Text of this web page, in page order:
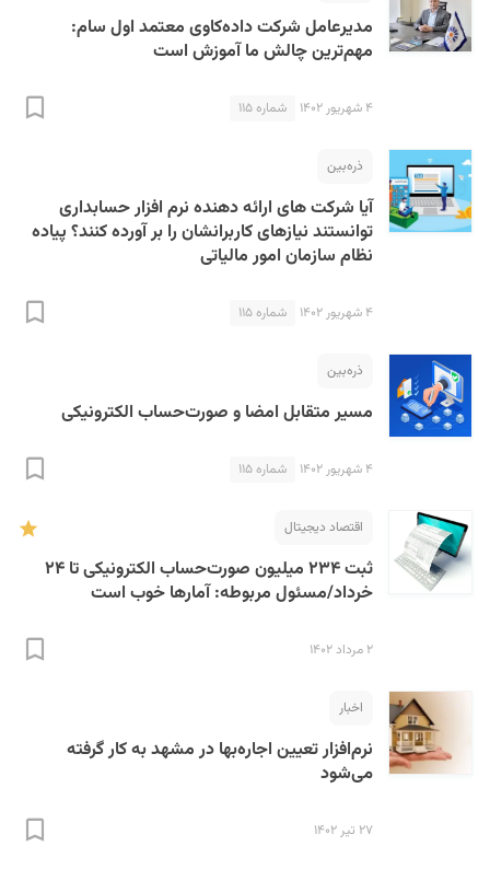
مدیرعامل شرکت داده‌کاوی معتمد اول سام:
مهم‌ترین چالش ما آموزش است
۴ شهریور ۱۴۰۲ شماره ۱۱۵
ذره‌بین
آیا شرکت های ارائه دهنده نرم افزار حسابداری
توانستند نیازهای کاربرانشان را بر آورده کنند؟ پیاده
نظام سازمان امور مالیاتی
۴ شهریور ۱۴۰۲ شماره ۱۱۵
ذره‌بین
مسیر متقابل امضا و صورت‌حساب الکترونیکی
۴ شهریور ۱۴۰۲ شماره ۱۱۵
اقتصاد دیجیتال
ثبت ۲۳۴ میلیون صورت‌حساب الکترونیکی تا ۲۴
خرداد/مسئول مربوطه: آمارها خوب است
۲ مرداد ۱۴۰۲
اخبار
نرم‌افزار تعیین اجاره‌بها در مشهد به کار گرفته
می‌شود
۲۷ تیر ۱۴۰۲